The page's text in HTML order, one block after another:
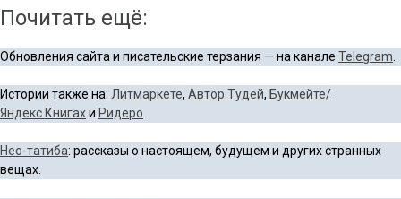
Почитать ещё:
Обновления сайта и писательские терзания — на канале Telegram
Истории также на: Литмаркете, Автор.Тудей, Букмейте/
Яндекс.Книгахи Ридеро
Нео-татиба: рассказы о настоящем, будущем и других странных
вещах.